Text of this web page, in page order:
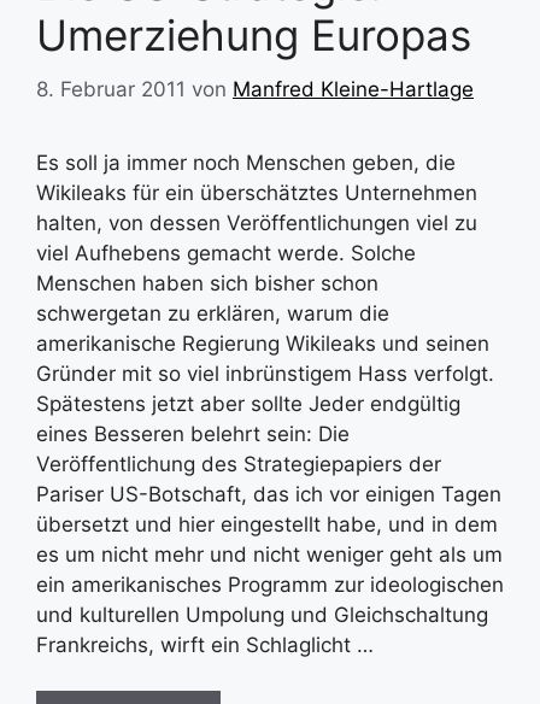
Umerziehung Europas
8. Februar 2011 von Manfred Kleine-Hartlage
Es soll ja immer noch Menschen geben, die
Wikileaks für ein überschätztes Unternehmen
halten, von dessen Veröffentlichungen viel zu
viel Aufhebens gemacht werde. Solche
Menschen haben sich bisher schon
schwergetan zu erklären, warum die
amerikanische Regierung Wikileaks und seinen
Gründer mit so viel inbrünstigem Hass verfolgt.
Spätestens jetzt aber sollte Jeder endgültig
eines Besseren belehrt sein: Die
Veröffentlichung des Strategiepapiers der
Pariser US-Botschaft, das ich vor einigen Tagen
übersetzt und hier eingestellt habe, und in dem
es um nicht mehr und nicht weniger geht als um
ein amerikanisches Programm zur ideologischen
und kulturellen Umpolung und Gleichschaltung
Frankreichs, wirft ein Schlaglicht …